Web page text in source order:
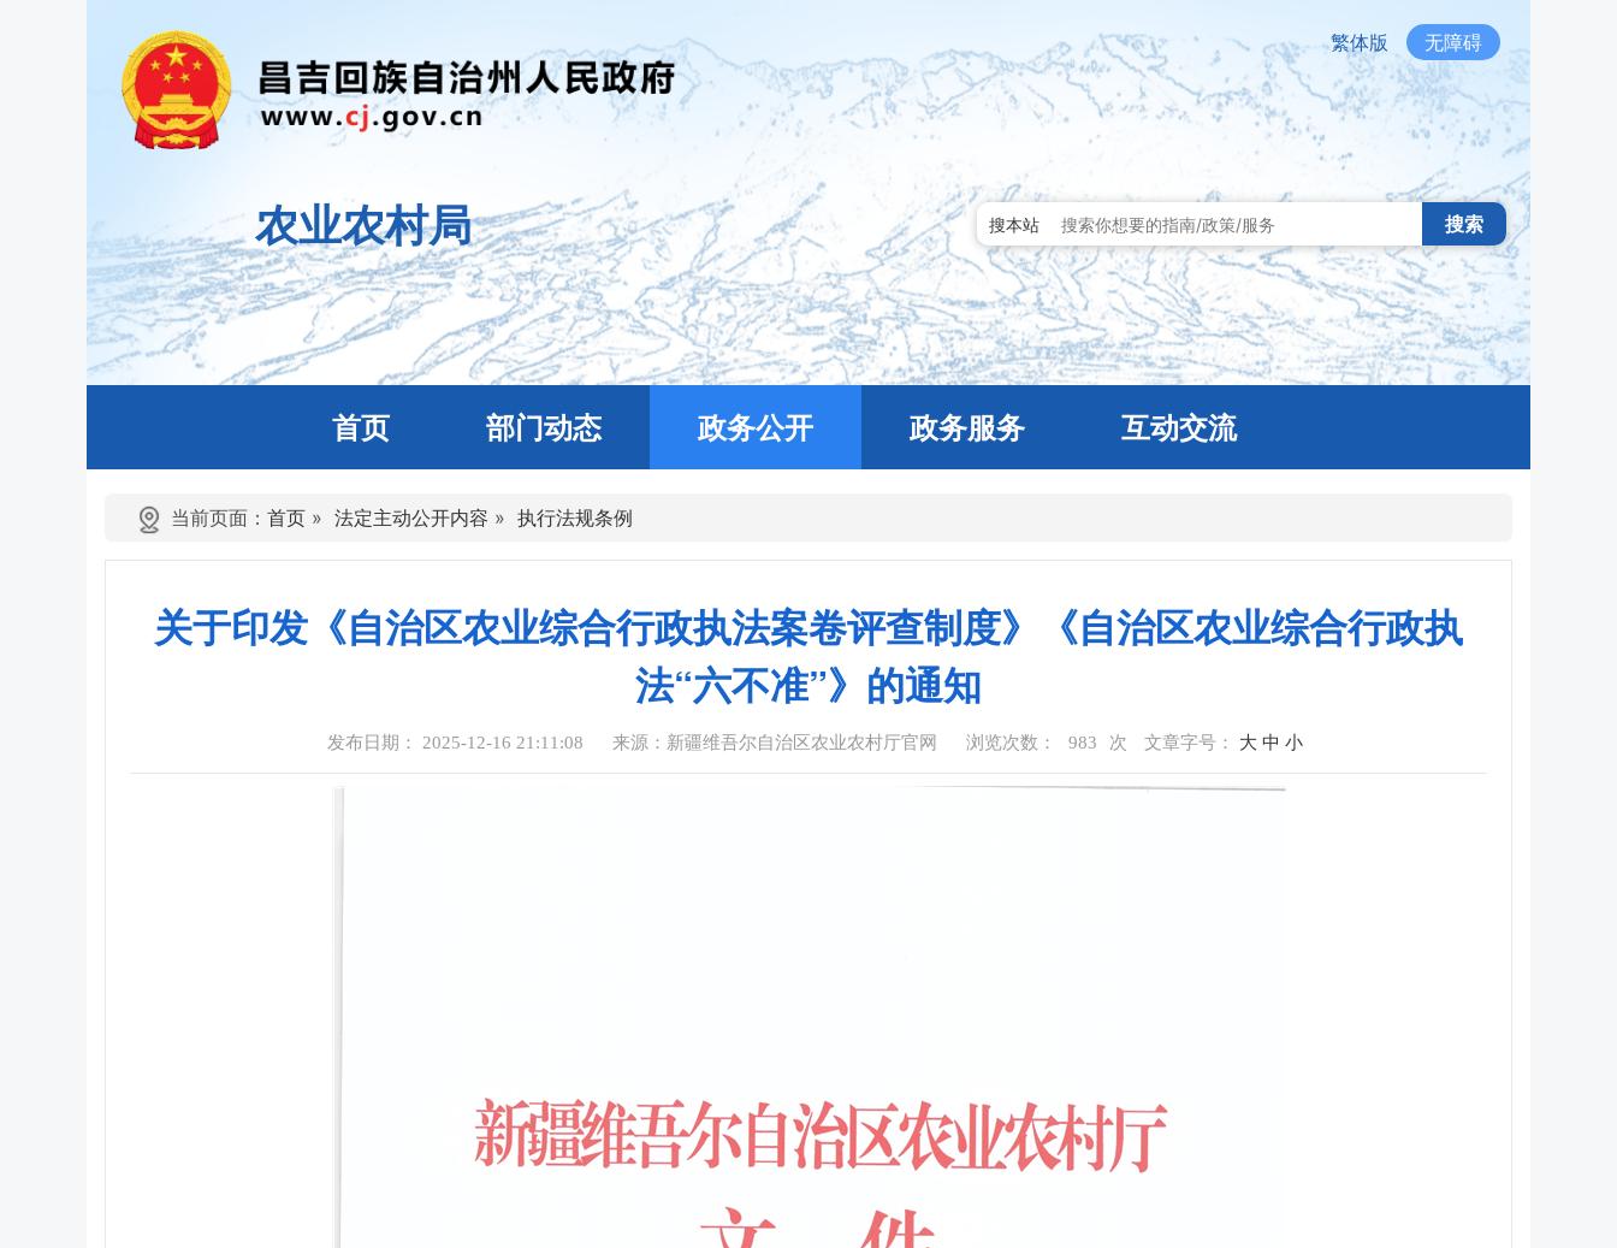
繁体版 无障碍
农业农村局 搜本站 搜索
首页 部门动态 政务公开 政务服务 互动交流
当前页面： 首页 » 法定主动公开内容 » 执行法规条例
关于印发《自治区农业综合行政执法案卷评查制度》《自治区农业综合行政执
法“六不准”》的通知
发布日期： 2025-12-16 21:11:08 来源：新疆维吾尔自治区农业农村厅官网 浏览次数： 983 次 文章字号： 大 中 小